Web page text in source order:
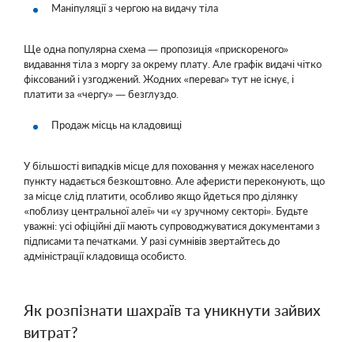
Маніпуляції з чергою на видачу тіла
Ще одна популярна схема — пропозиція «прискореного»
видавання тіла з моргу за окрему плату. Але графік видачі чітко
фіксований і узгоджений. Жодних «переваг» тут не існує, і
платити за «чергу» — безглуздо.
Продаж місць на кладовищі
У більшості випадків місце для поховання у межах населеного
пункту надається безкоштовно. Але аферисти переконують, що
за місце слід платити, особливо якщо йдеться про ділянку
«поблизу центральної алеї» чи «у зручному секторі». Будьте
уважні: усі офіційні дії мають супроводжуватися документами з
підписами та печатками. У разі сумнівів звертайтесь до
адміністрації кладовища особисто.
Як розпізнати шахраїв та уникнути зайвих
витрат?